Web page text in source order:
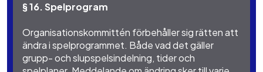
§ 16. Spelprogram
Organisationskommittén förbehåller sig rätten att
ändra i spelprogrammet. Både vad det gäller
grupp- och slupspelsindelning, tider och